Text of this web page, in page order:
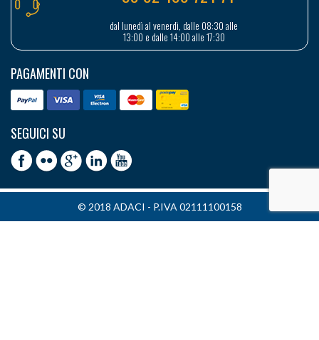
dal lunedì al venerdì, dalle 08:30 alle
13:00 e dalle 14:00 alle 17:30
PAGAMENTI CON
SEGUICI SU
© 2018 ADACI - P.IVA 02111100158